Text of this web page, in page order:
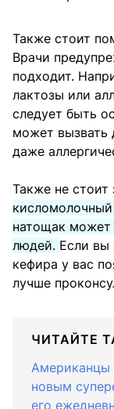
Также стоит
Врачи
подходит.
лактозы или
следует быть
может вызвать
даже
Также не стоит
кисломолочный
натощак может
людей. Если вы
кефира у вас
лучше
ЧИТАЙТЕ
Американцы
новым
его